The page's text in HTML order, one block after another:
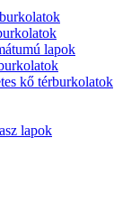
lapok
kő térburkolatok
lapok